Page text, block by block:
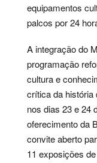
equipamentos
palcos por 24
A integração do
programação
cultura e
crítica da história
nos dias 23 e 24
oferecimento da
convite aberto
11 exposições